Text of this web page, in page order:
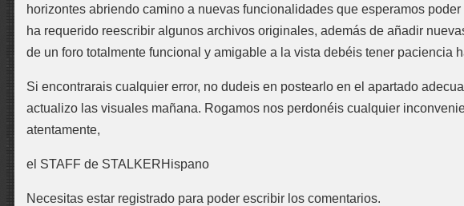
horizontes abriendo camino a nuevas funcionalidades que esperamos
ha requerido reescribir algunos archivos originales, además de añadir
de un foro totalmente funcional y amigable a la vista debéis tener paciencia
Si encontrarais cualquier error, no dudeis en postearlo en el apartado
actualizo las visuales mañana. Rogamos nos perdonéis cualquier
atentamente,
el STAFF de STALKERHispano
Necesitas estar registrado para poder escribir los comentarios.